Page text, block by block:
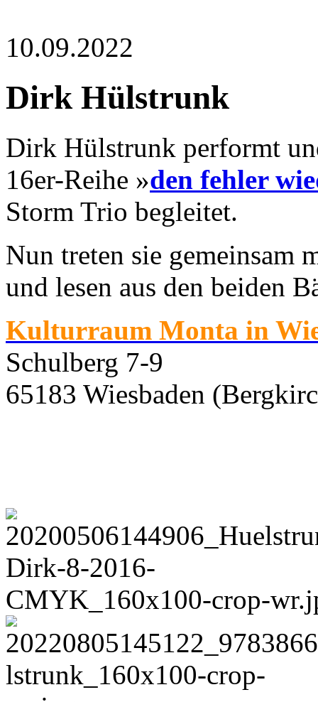
10.09.2022
Dirk Hülstrunk
Dirk Hülstrunk performt
16er-Reihe »den fehler
Storm Trio begleitet.
Nun treten sie gemeinsam
und lesen aus den beiden
Kulturraum Monta in
Schulberg 7-9
65183 Wiesbaden